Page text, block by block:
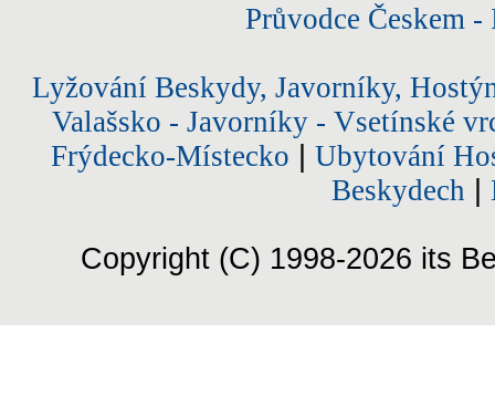
Průvodce Českem
Lyžování Beskydy, Javorníky,
Valašsko - Javorníky - Vsetínské
Frýdecko-Místecko
Ubytování
Beskydech
Copyright (C) 1998-2026 its